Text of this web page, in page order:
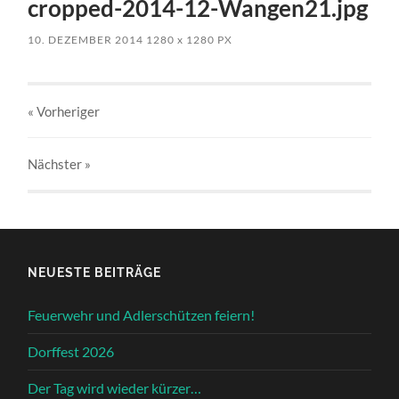
cropped-2014-12-Wangen21.jpg
10. DEZEMBER 2014 1280x 1280 PX
« Vorheriger
Nächster »
NEUESTE BEITRÄGE
Feuerwehr und Adlerschützen feiern!
Dorffest 2026
Der Tag wird wieder kürzer…